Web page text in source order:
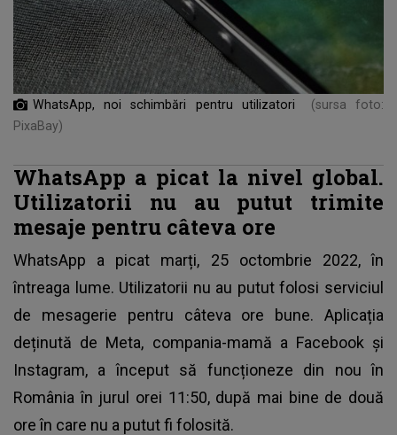
WhatsApp, noi schimbări pentru utilizatori
(sursa foto:
PixaBay)
WhatsApp a picat la nivel global.
Utilizatorii nu au putut trimite
mesaje pentru câteva ore
WhatsApp a picat marți, 25 octombrie 2022, în
întreaga lume. Utilizatorii nu au putut folosi serviciul
de mesagerie pentru câteva ore bune. Aplicația
deținută de Meta, compania-mamă a Facebook și
Instagram, a început să funcționeze din nou în
România în jurul orei 11:50, după mai bine de două
ore în care nu a putut fi folosită.